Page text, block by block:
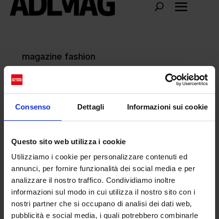
Consenso Dettagli Informazioni sui cookie
Questo sito web utilizza i cookie
Utilizziamo i cookie per personalizzare contenuti ed
annunci, per fornire funzionalità dei social media e per
analizzare il nostro traffico. Condividiamo inoltre
informazioni sul modo in cui utilizza il nostro sito con i
nostri partner che si occupano di analisi dei dati web,
pubblicità e social media, i quali potrebbero combinarle
magazine fashion